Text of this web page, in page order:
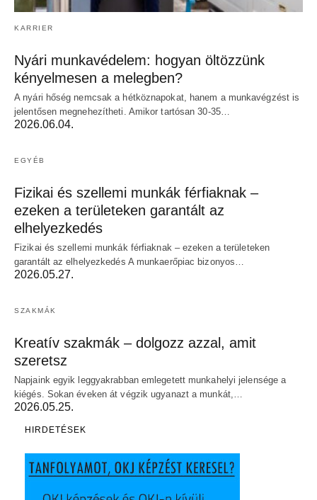
KARRIER
Nyári munkavédelem: hogyan öltözzünk
kényelmesen a melegben?
A nyári hőség nemcsak a hétköznapokat, hanem a munkavégzést is
jelentősen megnehezítheti. Amikor tartósan 30-35…
2026.06.04.
EGYÉB
Fizikai és szellemi munkák férfiaknak –
ezeken a területeken garantált az
elhelyezkedés
Fizikai és szellemi munkák férfiaknak – ezeken a területeken
garantált az elhelyezkedés A munkaerőpiac bizonyos…
2026.05.27.
SZAKMÁK
Kreatív szakmák – dolgozz azzal, amit
szeretsz
Napjaink egyik leggyakrabban emlegetett munkahelyi jelensége a
kiégés. Sokan éveken át végzik ugyanazt a munkát,…
2026.05.25.
HIRDETÉSEK